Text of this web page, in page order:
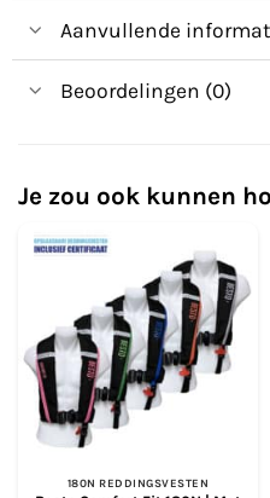
Aanvullende
Beoordelingen (0)
Je zou ook kunnen
180N REDDINGSVESTEN